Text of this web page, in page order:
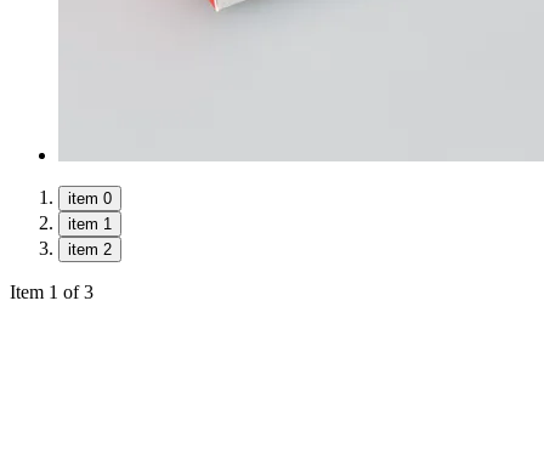
item 0
item 1
item 2
Item 1 of 3